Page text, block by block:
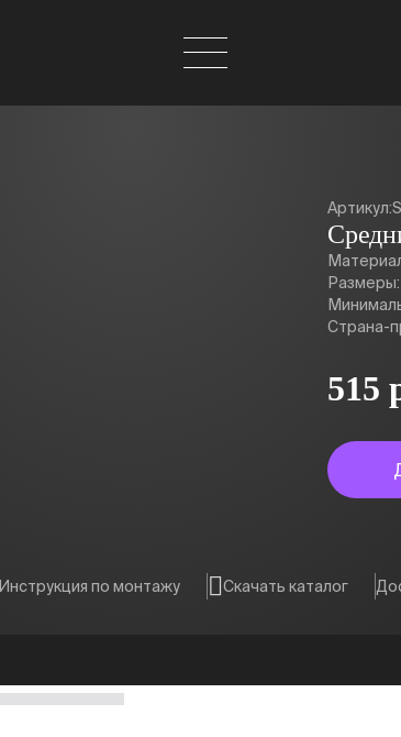
Артикул:
Размеры:
Страна-
515
Инструкция по монтажу Скачать каталог